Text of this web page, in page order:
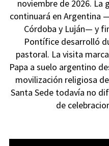
noviembre de 2026. La
continuará en Argentina
Córdoba y Luján— y
Pontífice desarrolló
pastoral. La visita
Papa a suelo argentino
movilización religiosa
Santa Sede todavía no
de